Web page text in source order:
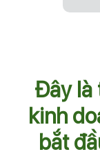
Đây là
kinh
bắt